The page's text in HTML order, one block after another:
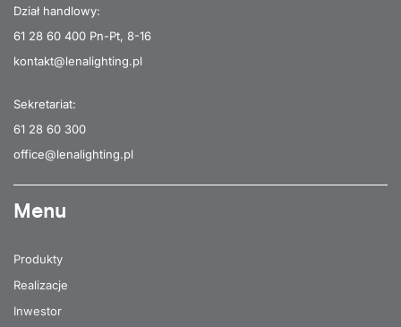
Dział handlowy:
61 28 60 400 Pn-Pt, 8-16
kontakt@lenalighting.pl
Sekretariat:
61 28 60 300
office@lenalighting.pl
Menu
Produkty
Realizacje
Inwestor